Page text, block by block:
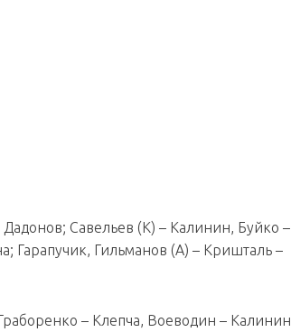
Савельев (К) – Калинин, Буйко –
Гарапучик, Гильманов (А) – Кришталь –
– Клепча, Воеводин – Калинин